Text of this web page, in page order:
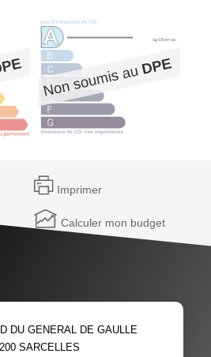
Imprimer
Calculer mon budget
DU GENERAL DE GAULLE
SARCELLES